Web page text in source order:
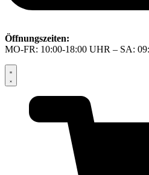
Öffnungszeiten:
MO-FR: 10:00-18:00 UHR – SA: